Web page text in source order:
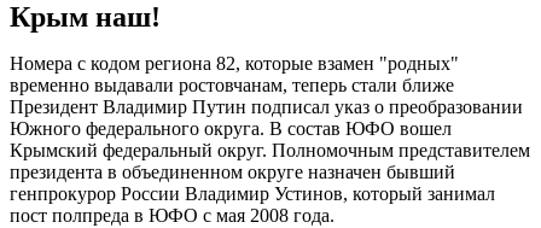
Крым наш!
Номера с кодом региона 82, которые взамен "родных"
временно выдавали ростовчанам, теперь стали ближе
Президент Владимир Путин подписал указ о преобразовании
Южного федерального округа. В состав ЮФО вошел
Крымский федеральный округ. Полномочным представителем
президента в объединенном округе назначен бывший
генпрокурор России Владимир Устинов, который занимал
пост полпреда в ЮФО с мая 2008 года.